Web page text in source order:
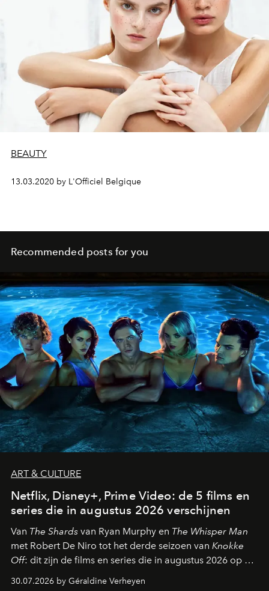
BEAUTY
13.03.2020 by L'Officiel Belgique
Recommended posts for you
ART & CULTURE
Netflix, Disney+, Prime Video: de 5 films en
series die in augustus 2026 verschijnen
Van The Shards van Ryan Murphy en The Whisper Man
met Robert De Niro tot het derde seizoen van Knokke
Off: dit zijn de films en series die in augustus 2026 op de
30.07.2026 by Géraldine Verheyen